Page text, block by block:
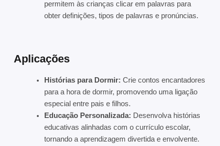
permitem às crianças clicar em palavras para
obter definições, tipos de palavras e pronúncias.
Aplicações
Histórias para Dormir: Crie contos encantadores
para a hora de dormir, promovendo uma ligação
especial entre pais e filhos.
Educação Personalizada: Desenvolva histórias
educativas alinhadas com o currículo escolar,
tornando a aprendizagem divertida e envolvente.